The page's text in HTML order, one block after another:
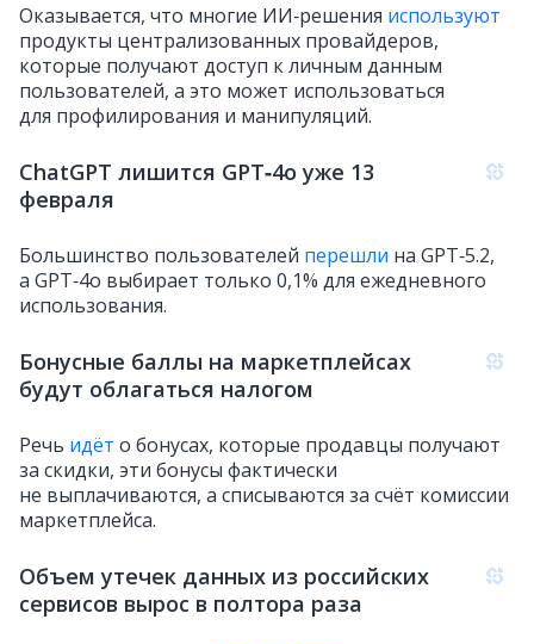
Оказывается, что многие ИИ‑решения используют
продукты централизованных провайдеров,
которые получают доступ к личным данным
пользователей, а это может использоваться
для профилирования и манипуляций.
ChatGPT лишится GPT‑4o уже 13
февраля
Большинство пользователей перешли на GPT‑5.2,
а GPT‑4o выбирает только 0,1% для ежедневного
использования.
Бонусные баллы на маркетплейсах
будут облагаться налогом
Речь идёт о бонусах, которые продавцы получают
за скидки, эти бонусы фактически
не выплачиваются, а списываются за счёт комиссии
маркетплейса.
Объем утечек данных из российских
сервисов вырос в полтора раза